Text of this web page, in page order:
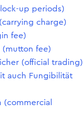
up periods)
charge)
fee)
(mutton fee)
(official trading)
auch Fungibilität
(commercial